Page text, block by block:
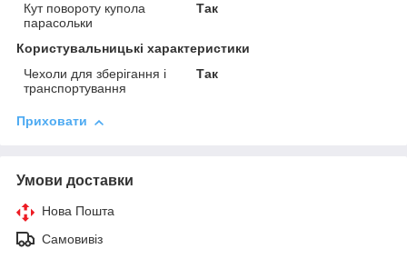
Кут повороту купола
парасольки
Так
Користувальницькі характеристики
Чехоли для зберігання і
транспортування
Так
Приховати
Умови доставки
Нова Пошта
Самовивіз